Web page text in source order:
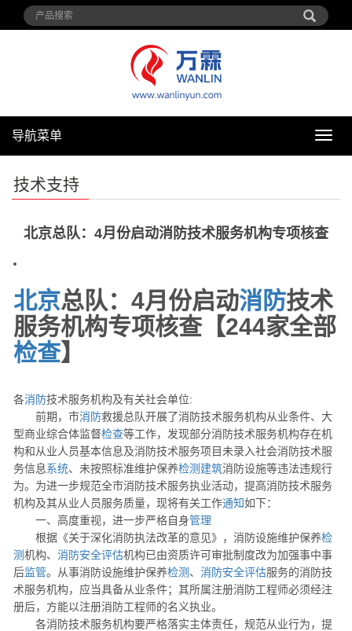
导
导航菜单
技术支持
北京总队：4月份启动消防技术服务机构专项核查
北京总队：4月份启动消防技术
服务机构专项核查【244家全部
检查】
各消防技术服务机构及有关社会单位:
前期，市消防救援总队开展了消防技术服务机构从业条件、大
型商业综合体监督检查等工作，发现部分消防技术服务机构存在机
构和从业人员基本信息及消防技术服务项目未录入社会消防技术服
务信息系统、未按照标准维护保养检测 建筑消防设施等违法违规行
为。为进一步规范全市消防技术服务执业活动，提高消防技术服务
机构及其从业人员服务质量，现将有关工作通知如下：
一、高度重视，进一步严格自身管理
根据《关于深化消防执法改革的意见》，消防设施维护保养检
测机构、 消防安全评估机构已由资质许可审批制度改为加强事中事
后监管。从事消防设施维护保养检测 、 消防安全评估服务的消防技
术服务机构，应当具备从业条件；其所属注册消防工程师必须经注
册后，方能以注册消防工程师的名义执业。
各消防技术服务机构要严格落实主体责任，规范从业行为，提